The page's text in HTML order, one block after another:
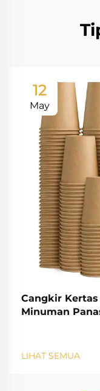
12
May
Cangkir
Minuman
LIHAT SEMUA